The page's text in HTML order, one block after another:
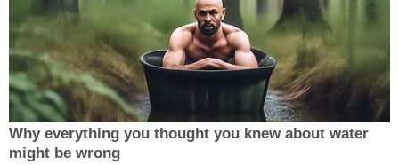
Why everything you thought you knew about water
might be wrong